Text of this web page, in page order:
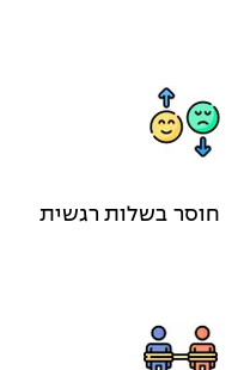
חוסר בשלות רגשית